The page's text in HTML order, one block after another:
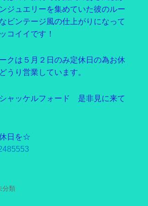
ジュエリーを集めていた彼のルー
ビンテージ風の仕上がりになって
コイイです！
クは５月２日のみ定休日の為お休
うり営業しています。
ャッケルフォード 是非見に来て
日を☆
分類